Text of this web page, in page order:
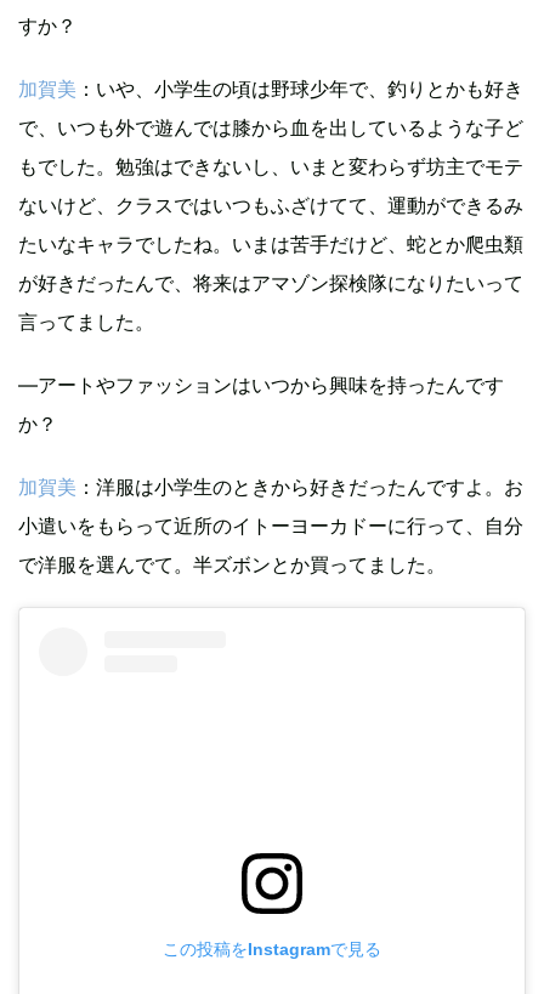
すか？
加賀美 ：いや、小学生の頃は野球少年で、釣りとかも好き
で、いつも外で遊んでは膝から血を出しているような子ど
もでした。勉強はできないし、いまと変わらず坊主でモテ
ないけど、クラスではいつもふざけてて、運動ができるみ
たいなキャラでしたね。いまは苦手だけど、蛇とか爬虫類
が好きだったんで、将来はアマゾン探検隊になりたいって
言ってました。
―アートやファッションはいつから興味を持ったんです
か？
加賀美 ：洋服は小学生のときから好きだったんですよ。お
小遣いをもらって近所のイトーヨーカドーに行って、自分
で洋服を選んでて。半ズボンとか買ってました。
この投稿をInstagramで見る